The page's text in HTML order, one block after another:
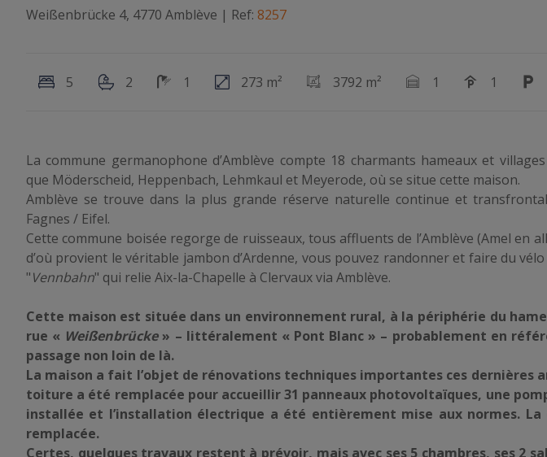
Weißenbrücke 4, 4770 Amblève | Ref: 8257
5 2 1 273 m² 3792 m² 1 1
La commune germanophone d’Amblève compte 18 charmants hameaux et
que Möderscheid, Heppenbach, Lehmkaul et Meyerode, où se situe cette maison.
Amblève se trouve dans la plus grande réserve naturelle continue et
Fagnes / Eifel.
Cette commune boisée regorge de ruisseaux, tous affluents de l’Amblève (Amel en
d’où provient le véritable jambon d’Ardenne, vous pouvez randonner et faire du
"Vennbahn" qui relie Aix-la-Chapelle à Clervaux via Amblève.
Cette maison est située dans un environnement rural, à la périphérie du
rue « Weißenbrücke» – littéralement « Pont Blanc » – probablement en
passage non loin de là.
La maison a fait l’objet de rénovations techniques importantes ces dernières
toiture a été remplacée pour accueillir 31 panneaux photovoltaïques, une
installée et l’installation électrique a été entièrement mise aux normes.
remplacée.
Certes, quelques travaux restent à prévoir, mais avec ses 5 chambres, ses 2